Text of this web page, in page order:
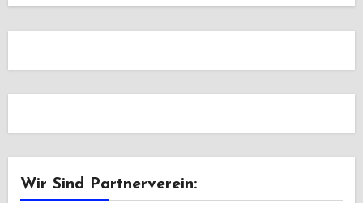
Wir Sind Partnerverein: